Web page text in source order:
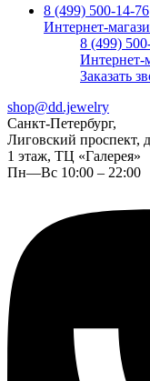
8 (499) 500-14-76
Интернет-
8 (499)
Интернет-
Заказать
shop@dd.jewelry
Санкт-Петербург,
Лиговский проспект,
1 этаж, ТЦ «Галерея»
Пн—Вс 10:00 – 22:00